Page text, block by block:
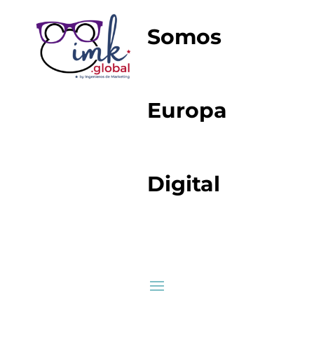
Somos
Europa
Digital